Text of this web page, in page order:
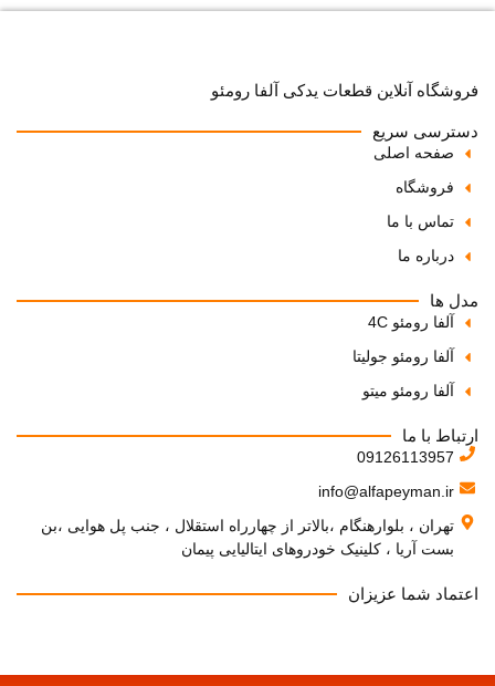
فروشگاه آنلاین قطعات یدکی آلفا رومئو
دسترسی سریع
صفحه اصلی
فروشگاه
تماس با ما
درباره ما
مدل ها
آلفا رومئو 4C
آلفا رومئو جولیتا
آلفا رومئو میتو
ارتباط با ما
09126113957
info@alfapeyman.ir
تهران ، بلوارهنگام ،بالاتر از چهارراه استقلال ، جنب پل هوایی ،بن
بست آریا ، کلینیک خودروهای ایتالیایی پیمان
اعتماد شما عزیزان